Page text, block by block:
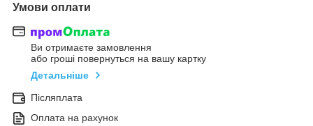
Умови оплати
Ви отримаєте замовлення
або гроші повернуться на вашу картку
Детальніше
Післяплата
Оплата на рахунок